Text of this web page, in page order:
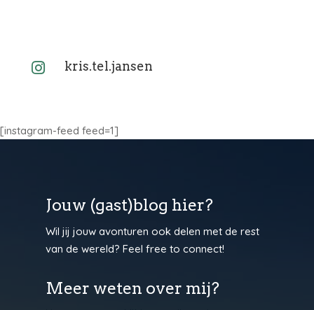
 kris.tel.jansen
[instagram-feed feed=1]
Jouw (gast)blog hier?
Wil jij jouw avonturen ook delen met de rest
van de wereld? Feel free to connect!
Meer weten over mij?